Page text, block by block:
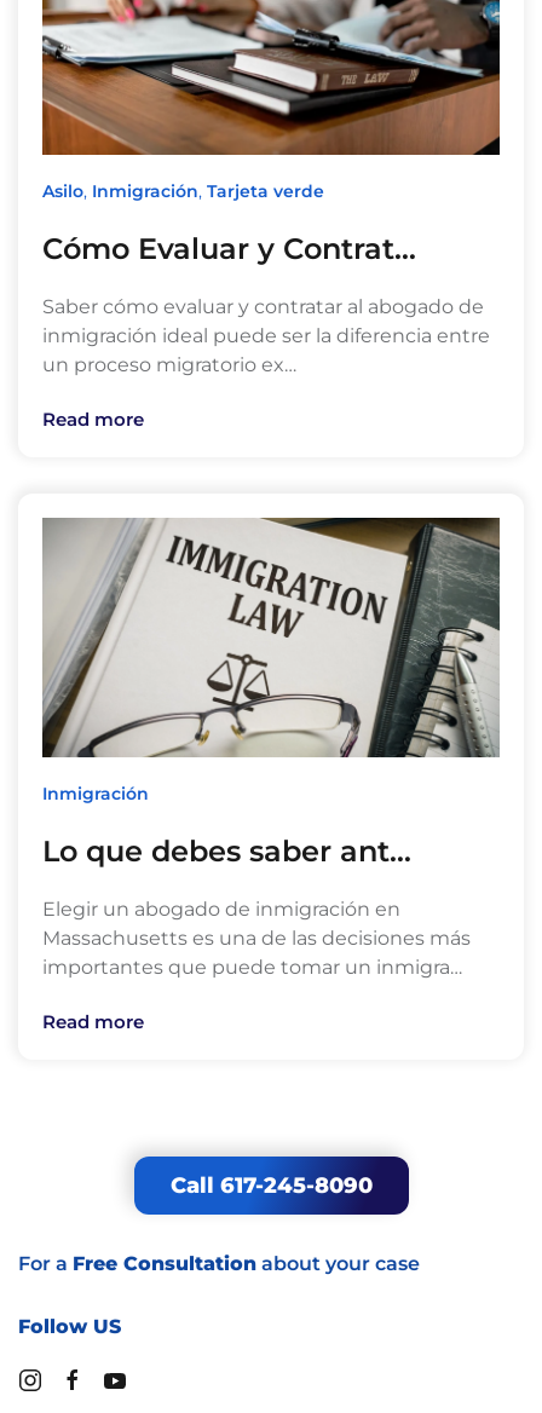
Asilo, Inmigración, Tarjeta verde
Cómo Evaluar y Contrat…
Saber cómo evaluar y contratar al abogado de
inmigración ideal puede ser la diferencia entre
un proceso migratorio ex…
Read more
Inmigración
Lo que debes saber ant…
Elegir un abogado de inmigración en
Massachusetts es una de las decisiones más
importantes que puede tomar un inmigra…
Read more
Call 617-245-8090
For a Free Consultation about your case
Follow US